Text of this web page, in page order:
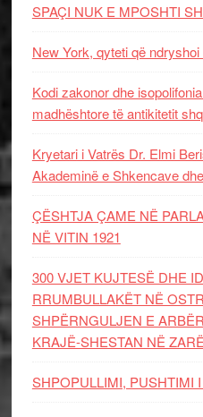
SPAÇI NUK E MPOSHTI
New York, qyteti që
Kodi zakonor dhe
madhështore të antikitetit
Kryetari i Vatrës Dr. Elmi
Akademinë e Shkencave
ÇËSHTJA ÇAME NË
NË VITIN 1921
300 VJET KUJTESË DHE
RRUMBULLAKËT NË
SHPËRNGULJEN E
KRAJË-SHESTAN NË
SHPOPULLIMI, PUSHTIMI